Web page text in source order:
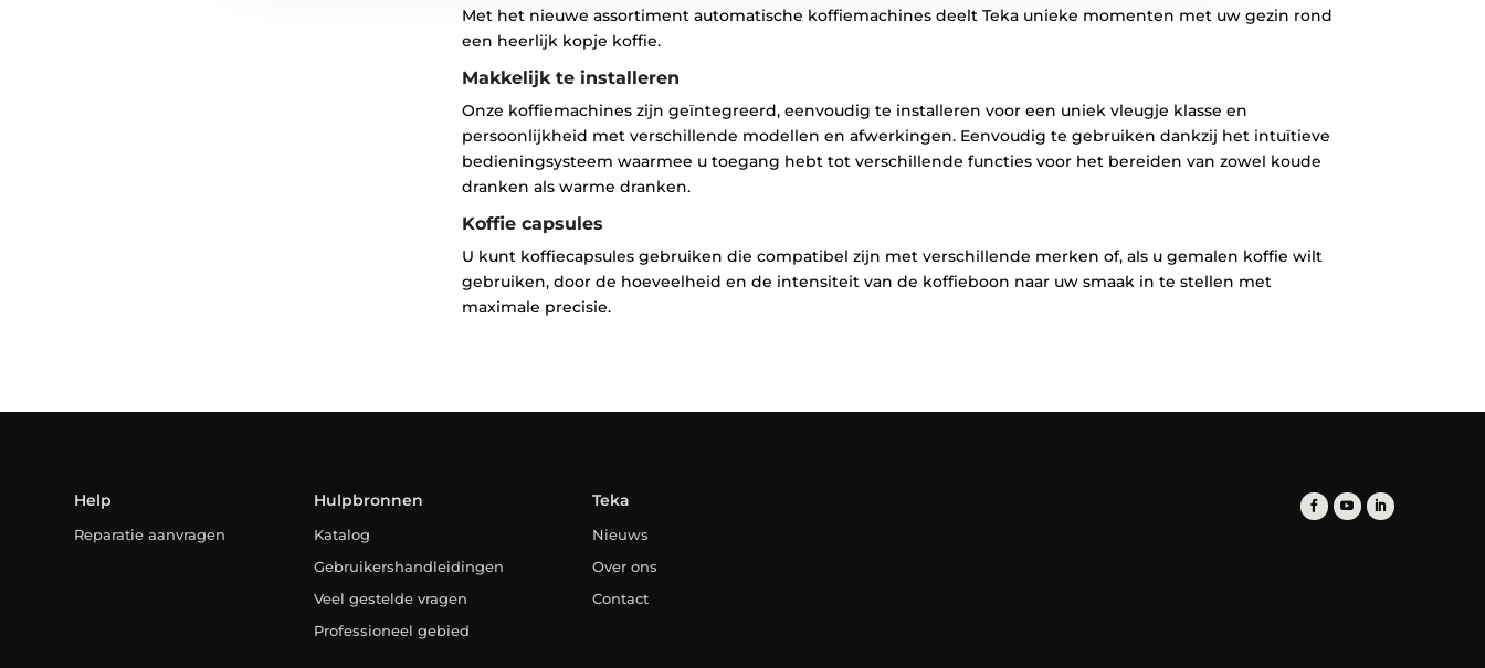
Met het nieuwe assortiment automatische koffiemachines deelt Teka unieke momenten met uw gezin rond
een heerlijk kopje koffie.
Makkelijk te installeren
Onze koffiemachines zijn geïntegreerd, eenvoudig te installeren voor een uniek vleugje klasse en
persoonlijkheid met verschillende modellen en afwerkingen. Eenvoudig te gebruiken dankzij het intuïtieve
bedieningsysteem waarmee u toegang hebt tot verschillende functies voor het bereiden van zowel koude
dranken als warme dranken.
Koffie capsules
U kunt koffiecapsules gebruiken die compatibel zijn met verschillende merken of, als u gemalen koffie wilt
gebruiken, door de hoeveelheid en de intensiteit van de koffieboon naar uw smaak in te stellen met
maximale precisie.
Help
Reparatie aanvragen
Hulpbronnen
Katalog
Gebruikershandleidingen
Veel gestelde vragen
Professioneel gebied
Teka
Nieuws
Over ons
Contact